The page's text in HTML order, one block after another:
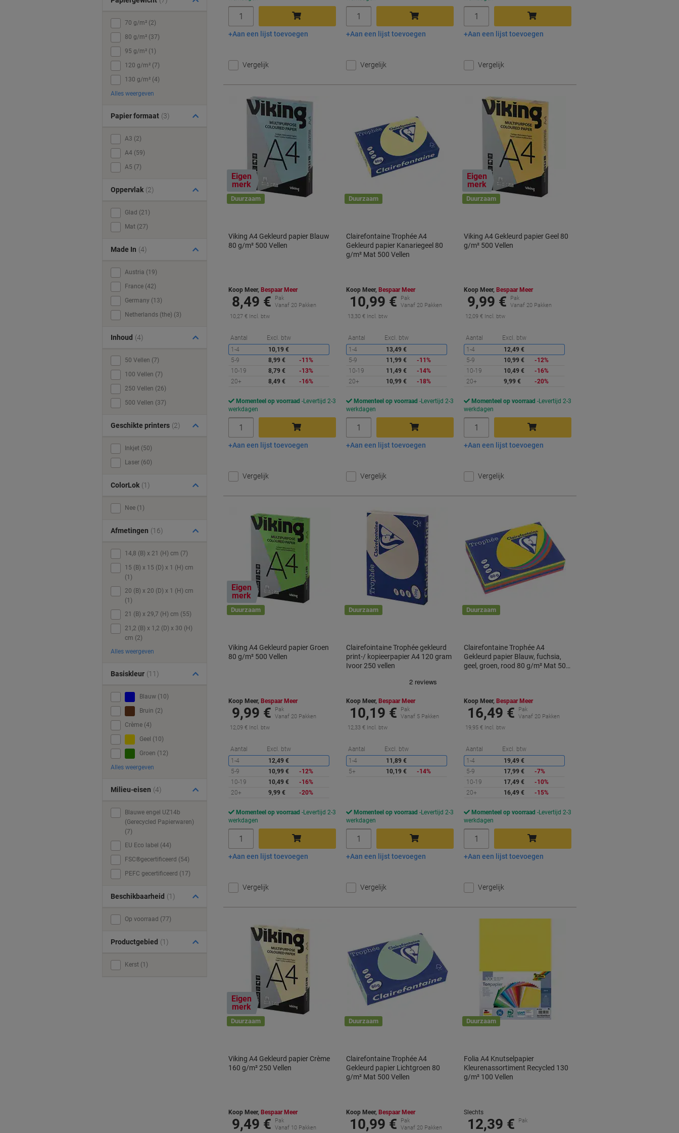
In winkelwagen
Aan een lijst toevoegen
Vergelijk
In winkelwagen
Aan een lijst toevoegen
Vergelijk
In winkelwagen
Aan een lijst toevoegen
Vergelijk
Eigen
merk
Duurzaam
Viking A4 Gekleurd papier Blauw
80 g/m² 500 Vellen
Koop Meer, Bespaar Meer
8,49 €
Pak
Vanaf 20 Pakken
10,27 € Incl. btw
Aantal Excl. btw
Korting
1-4
10,19 €
5-9
8,99 €
-11%
10-19
8,79 €
-13%
20+
8,49 € -16%
Momenteel op voorraad
Levertijd 2-3
werkdagen
In winkelwagen
Aan een lijst toevoegen
Vergelijk
Duurzaam
Clairefontaine Trophée A4
Gekleurd papier Kanariegeel 80
g/m² Mat 500 Vellen
Koop Meer, Bespaar Meer
10,99 €
Pak
Vanaf 20 Pakken
13,30 € Incl. btw
Aantal Excl. btw
Korting
1-4
13,49 €
5-9
11,99 €
-11%
10-19
11,49 €
-14%
20+
10,99 € -18%
Momenteel op voorraad
Levertijd 2-3
werkdagen
In winkelwagen
Aan een lijst toevoegen
Vergelijk
Eigen
merk
Duurzaam
Viking A4 Gekleurd papier Geel 80
g/m² 500 Vellen
Koop Meer, Bespaar Meer
9,99 €
Pak
Vanaf 20 Pakken
12,09 € Incl. btw
Aantal Excl. btw
1-4
12,49 €
5-9
10,99 €
-12%
10-19
10,49 €
-16%
20+
9,99 € -20%
Momenteel op voorraad
Levertijd 2-3
werkdagen
In winkelwagen
Aan een lijst toevoegen
Vergelijk
Eigen
merk
Duurzaam
Viking A4 Gekleurd papier Groen
80 g/m² 500 Vellen
Koop Meer, Bespaar Meer
9,99 €
Pak
Vanaf 20 Pakken
12,09 € Incl. btw
Aantal Excl. btw
Korting
1-4
12,49 €
5-9
10,99 €
-12%
10-19
10,49 €
-16%
20+
9,99 € -20%
Momenteel op voorraad
Levertijd 2-3
werkdagen
In winkelwagen
Aan een lijst toevoegen
Vergelijk
Duurzaam
Clairefointaine Trophée gekleurd
print-/ kopieerpapier A4 120 gram
Ivoor 250 vellen
Koop Meer, Bespaar Meer
10,19 €
Pak
Vanaf 5 Pakken
12,33 € Incl. btw
Aantal Excl. btw
Korting
1-4
11,89 €
5+
10,19 € -14%
Momenteel op voorraad
Levertijd 2-3
werkdagen
In winkelwagen
Aan een lijst toevoegen
Vergelijk
Duurzaam
Clairefontaine Trophée A4
Gekleurd papier Blauw, fuchsia,
geel, groen, rood 80 g/m² Mat 500
Koop Meer, Bespaar Meer
16,49 €
Pak
Vanaf 20 Pakken
19,95 € Incl. btw
Aantal Excl. btw
1-4
19,49 €
5-9
17,99 €
-7%
10-19
17,49 €
-10%
20+
16,49 € -15%
Momenteel op voorraad
Levertijd 2-3
werkdagen
In winkelwagen
Aan een lijst toevoegen
Vergelijk
Eigen
merk
Duurzaam
Viking A4 Gekleurd papier Crème
160 g/m² 250 Vellen
Koop Meer, Bespaar Meer
9,49 €
Pak
Vanaf 10 Pakken
Duurzaam
Clairefontaine Trophée A4
Gekleurd papier Lichtgroen 80
g/m² Mat 500 Vellen
Koop Meer, Bespaar Meer
10,99 €
Pak
Vanaf 20 Pakken
Duurzaam
Folia A4 Knutselpapier
Kleurenassortiment Recycled 130
g/m² 100 Vellen
Slechts
12,39 € Pak
70 g/m² (2)
80 g/m² (37)
95 g/m² (1)
120 g/m² (7)
130 g/m² (4)
Alles weergeven
Papier formaat (3)
A3 (2)
A4 (59)
A5 (7)
Oppervlak (2)
Glad (21)
Mat (27)
Made In (4)
Austria (19)
France (42)
Germany (13)
Netherlands (the) (3)
Inhoud (4)
50 Vellen (7)
100 Vellen (7)
250 Vellen (26)
500 Vellen (37)
Geschikte printers (2)
Inkjet (50)
Laser (60)
ColorLok (1)
Nee (1)
Afmetingen (16)
14,8 (B) x 21 (H) cm (7)
15 (B) x 15 (D) x 1 (H) cm
(1)
20 (B) x 20 (D) x 1 (H) cm
(1)
21 (B) x 29,7 (H) cm (55)
21,2 (B) x 1,2 (D) x 30 (H)
cm (2)
Alles weergeven
Basiskleur (11)
Blauw (10)
Bruin (2)
Crème (4)
Geel (10)
Groen (12)
Alles weergeven
Milieu-eisen (4)
Blauwe engel UZ14b
(Gerecycled Papierwaren)
(7)
EU Eco label (44)
FSC®gecertificeerd (54)
PEFC gecertificeerd (17)
Beschikbaarheid (1)
Op voorraad (77)
Productgebied (1)
Kerst (1)